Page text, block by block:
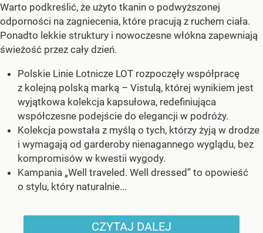
Warto podkreślić, że użyto tkanin o podwyższonej
odporności na zagniecenia, które pracują z ruchem ciała.
Ponadto lekkie struktury i nowoczesne włókna zapewniają
świeżość przez cały dzień.
Polskie Linie Lotnicze LOT rozpoczęły współpracę
z kolejną polską marką – Vistulą, której wynikiem jest
wyjątkowa kolekcja kapsułowa, redefiniująca
współczesne podejście do elegancji w podróży.
Kolekcja powstała z myślą o tych, którzy żyją w drodze
i wymagają od garderoby nienagannego wyglądu, bez
kompromisów w kwestii wygody.
Kampania „Well traveled. Well dressed” to opowieść
o stylu, który naturalnie...
CZYTAJ DALEJ